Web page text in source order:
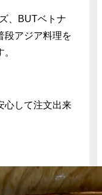
、BUTベトナ
段アジア料理を
心して注文出来